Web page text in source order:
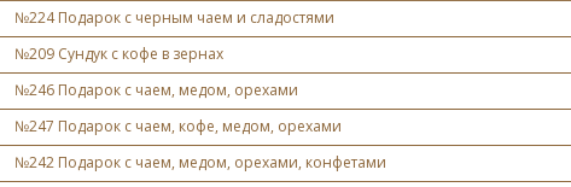
№224 Подарок с черным чаем и сладостями
№209 Сундук с кофе в зернах
№246 Подарок с чаем, медом, орехами
№247 Подарок с чаем, кофе, медом, орехами
№242 Подарок с чаем, медом, орехами, конфетами